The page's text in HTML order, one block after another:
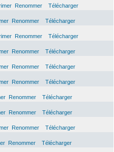
Renommer
Télécharger
Renommer
Télécharger
Renommer
Télécharger
Renommer
Télécharger
Renommer
Télécharger
Renommer
Télécharger
Renommer
Télécharger
Renommer
Télécharger
Renommer
Télécharger
Renommer
Télécharger